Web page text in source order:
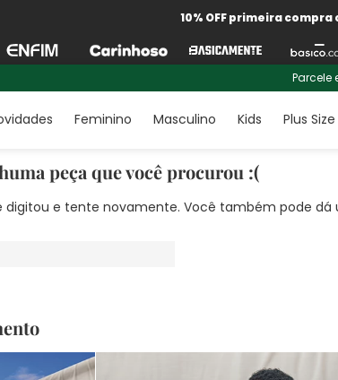
10% OFF primeira compra
Parcele
Feminino Masculino Kids Plus Size
peça que você procurou :(
digitou e tente novamente. Você também pode dá